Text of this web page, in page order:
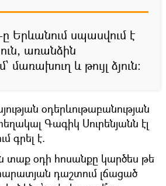
ը Երևանում սպասվում է
առանձին
մառախուղ և թույլ ձյուն:
օդերևութաբանության
Գագիկ Սուրենյանն էլ
գրել է.
օդի հոսանքը կարծես թե
դաշտում լճացած